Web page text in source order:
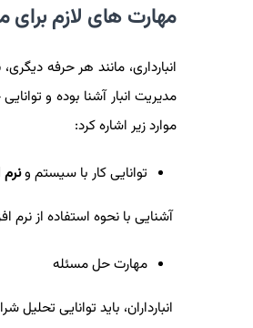
مهارت‌ های لازم برای
انبارداری، مانند هر حرفه
مدیریت انبار آشنا بوده و
موارد زیر اشاره کرد:
توانایی کار با سیستم ونرم‌
آشنایی با نحوه استفاده از
مهارت حل مسئله
انبارداران، باید توانایی